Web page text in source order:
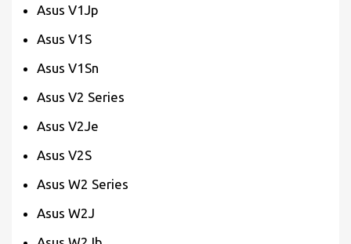
Asus V1Jp
Asus V1S
Asus V1Sn
Asus V2 Series
Asus V2Je
Asus V2S
Asus W2 Series
Asus W2J